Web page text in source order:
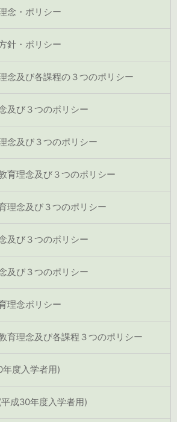
念・ポリシー
針・ポリシー
念及び各課程の３つのポリシー
及び３つのポリシー
念及び３つのポリシー
育理念及び３つのポリシー
理念及び３つのポリシー
及び３つのポリシー
及び３つのポリシー
理念ポリシー
育理念及び各課程３つのポリシー
度入学者用)
成30年度入学者用)